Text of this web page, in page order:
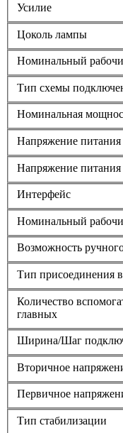
Усилие
Цоколь лампы
Номинальный
Тип схемы
Номинальная
Напряжение питания
Напряжение питания
Интерфейс
Номинальный
Возможность
Тип присоединения
Количество
главных
Ширина/Шаг
Вторичное
Первичное
Тип стабилизации